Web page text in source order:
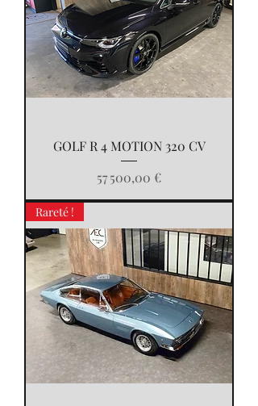
GOLF R 4 MOTION 320 CV
Prix
57 500,00 €
Rareté !